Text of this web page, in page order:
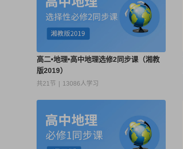
高二•地理•高中地理选修2同步课（湘教
版2019）
共21节 13086人学习